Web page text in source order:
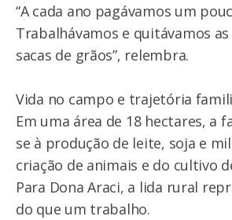
“A cada ano pagávamos um
Trabalhávamos e quitávamos
sacas de grãos”, relembra.
Vida no campo e trajetória
Em uma área de 18 hectares, a
se à produção de leite, soja e
criação de animais e do cultivo
Para Dona Araci, a lida rural
do que um trabalho.